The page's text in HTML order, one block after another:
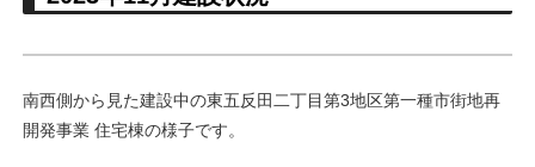
南西側から見た建設中の東五反田二丁目第3地区第一種市街地再
開発事業 住宅棟の様子です。